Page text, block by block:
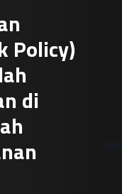
Policy)
di